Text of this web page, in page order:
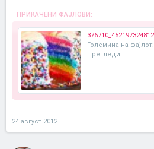
ПРИКАЧЕНИ ФАЈЛОВИ:
Големина на фајлот:
Прегледи:
24 август 2012